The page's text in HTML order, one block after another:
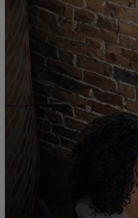
Для вас
Для бизнеса
Для всего мира
Для новаторов
Новости и тренды